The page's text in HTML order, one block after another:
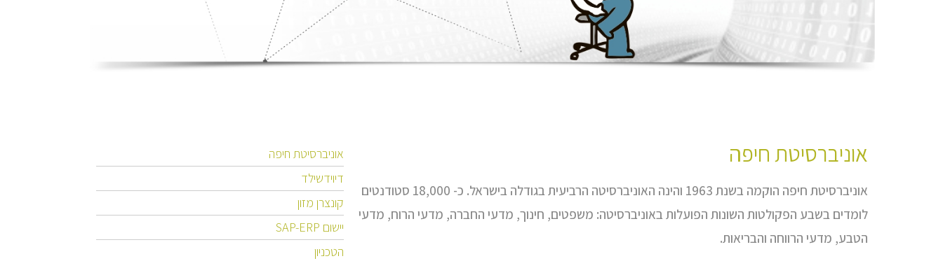
אוניברסיטת חיפה
אוניברסיטת חיפה הוקמה בשנת 1963 והינה האוניברסיטה הרביעית בגודלה בישראל. כ- 18,000 סטודנטים
לומדים בשבע הפקולטות השונות הפועלות באוניברסיטה: משפטים, חינוך, מדעי החברה, מדעי הרוח, מדעי
הטבע, מדעי הרווחה והבריאות.
אוניברסיטת חיפה
דיוידשילד
קונצרן מזון
יישום SAP-ERP
הטכניון